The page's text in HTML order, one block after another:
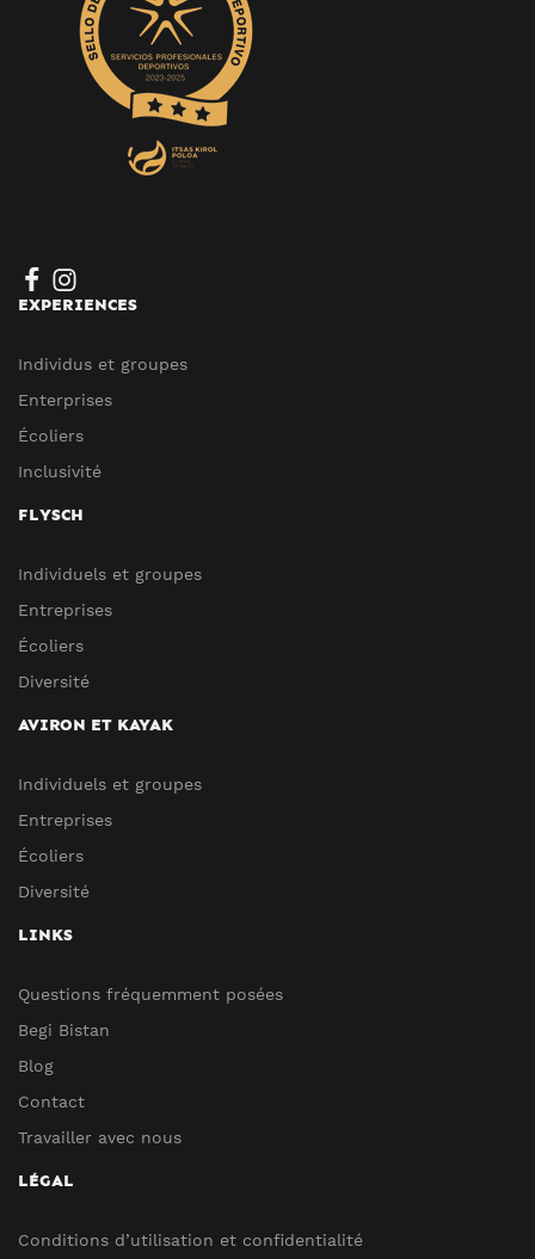
EXPERIENCES
Individus et groupes
Enterprises
Écoliers
Inclusivité
FLYSCH
Individuels et groupes
Entreprises
Écoliers
Diversité
AVIRON ET KAYAK
Individuels et groupes
Entreprises
Écoliers
Diversité
LINKS
Questions fréquemment posées
Begi Bistan
Blog
Contact
Travailler avec nous
LÉGAL
Conditions d’utilisation et confidentialité